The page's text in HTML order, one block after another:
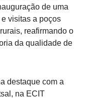
de uma
visitas a poços
reafirmando o
da qualidade de
destaque com a
na ECIT